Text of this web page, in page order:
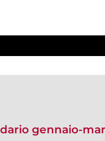
gennaio-